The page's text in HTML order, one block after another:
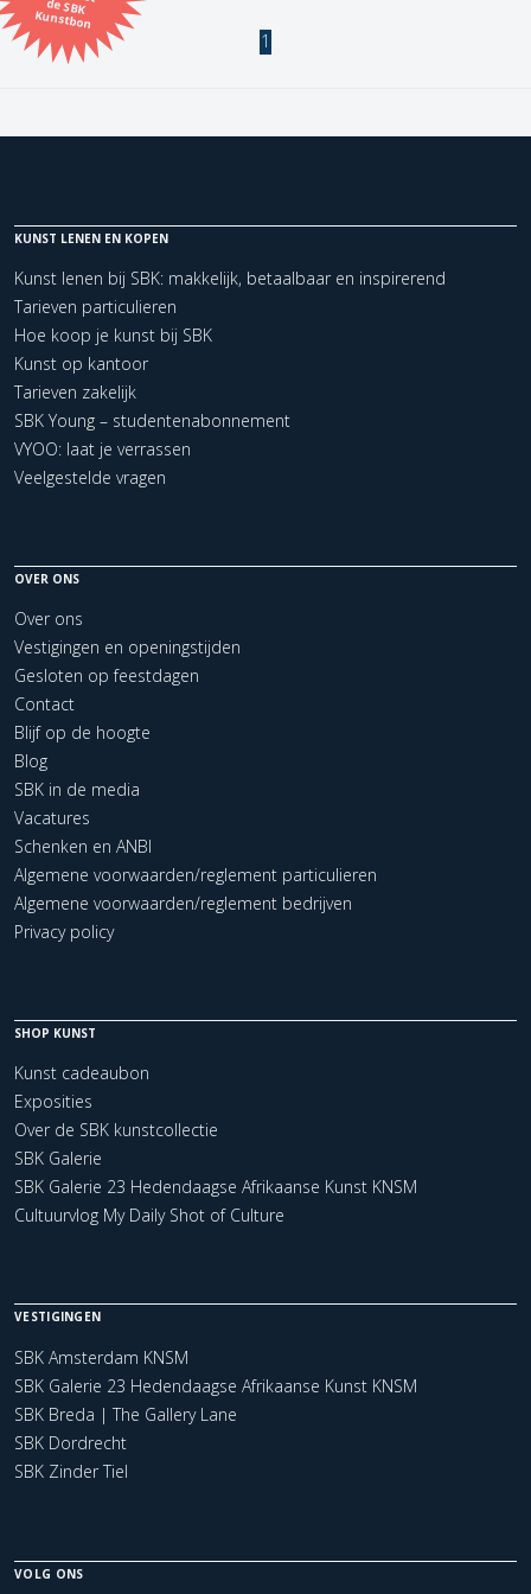
Kunstbon
Kunstenaar
Kerncollectie
1 items. Pagina: 1
1
KUNST LENEN EN KOPEN
Kunst lenen bij SBK: makkelijk, betaalbaar en inspirerend
Tarieven particulieren
Hoe koop je kunst bij SBK
Kunst op kantoor
Tarieven zakelijk
SBK Young – studentenabonnement
VYOO: laat je verrassen
Veelgestelde vragen
OVER ONS
Over ons
Vestigingen en openingstijden
Gesloten op feestdagen
Contact
Blijf op de hoogte
Blog
SBK in de media
Vacatures
Schenken en ANBI
Algemene voorwaarden/reglement particulieren
Algemene voorwaarden/reglement bedrijven
Privacy policy
SHOP KUNST
Kunst cadeaubon
Exposities
Over de SBK kunstcollectie
SBK Galerie
SBK Galerie 23 Hedendaagse Afrikaanse Kunst KNSM
Cultuurvlog My Daily Shot of Culture
VESTIGINGEN
SBK Amsterdam KNSM
SBK Galerie 23 Hedendaagse Afrikaanse Kunst KNSM
SBK Breda | The Gallery Lane
SBK Dordrecht
SBK Zinder Tiel
VOLG ONS